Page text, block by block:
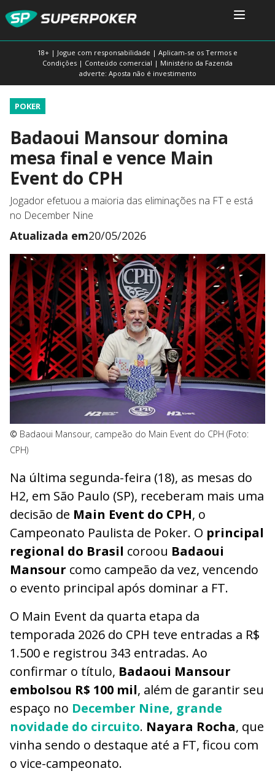
18+ | Jogue com responsabilidade | Aplicam-se os Termos e
Condições | Conteúdo comercial | Ministério da Fazenda
adverte: Aposta não é investimento
POKER
Badaoui Mansour domina
mesa final e vence Main
Event do CPH
Jogador efetuou a maioria das eliminações na FT e está
no December Nine
Atualizada em20/05/2026
© Badaoui Mansour, campeão do Main Event do CPH (Foto:
CPH)
Na última segunda-feira (18), as mesas do
H2, em São Paulo (SP), receberam mais uma
decisão de Main Event do CPH, o
Campeonato Paulista de Poker. O principal
regional do Brasil coroou Badaoui
Mansour como campeão da vez, vencendo
o evento principal após dominar a FT.
O Main Event da quarta etapa da
temporada 2026 do CPH teve entradas a R$
1.500 e registrou 343 entradas. Ao
confirmar o título, Badaoui Mansour
embolsou R$ 100 mil, além de garantir seu
espaço no December Nine, grande
novidade do circuito. Nayara Rocha, que
vinha sendo o destaque até a FT, ficou com
o vice-campeonato.